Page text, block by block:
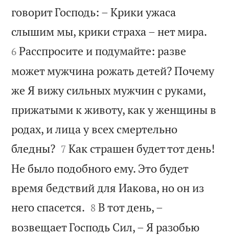
говорит Господь: – Крики ужаса
слышим мы, крики страха – нет мира.
6 Расспросите и подумайте: разве
может мужчина рожать детей? Почему
же Я вижу сильных мужчин с руками,
прижатыми к животу, как у женщины в
родах, и лица у всех смертельно
бледны?
7 Как страшен будет тот день!
Не было подобного ему. Это будет
время бедствий для Иакова, но он из
него спасется. 

8 В тот день, –
возвещает Господь Сил, – Я разобью